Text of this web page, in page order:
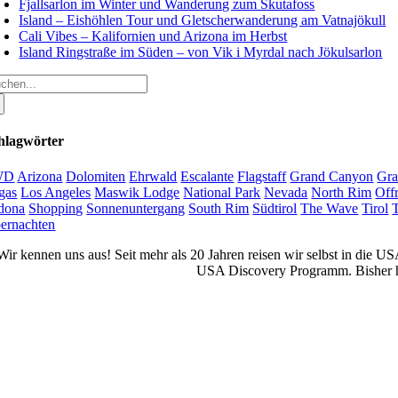
Fjallsarlon im Winter und Wanderung zum Skutafoss
Island – Eishöhlen Tour und Gletscherwanderung am Vatnajökull
Cali Vibes – Kalifornien und Arizona im Herbst
Island Ringstraße im Süden – von Vik i Myrdal nach Jökulsarlon
Arizona Dolomiten Ehrwald Escalante Flagstaff Grand Canyon
Los Angeles Maswik Lodge National Park Nevada North Rim
Shopping Sonnenuntergang South Rim Südtirol The Wave Tirol
kennen uns aus! Seit mehr als 20 Jahren reisen wir selbst in die
USA Discovery Programm. Bisher